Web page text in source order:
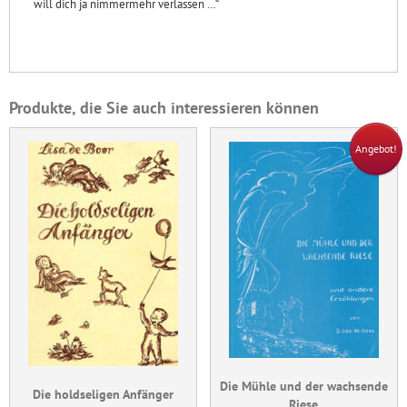
will dich ja nimmermehr verlassen …“
Produkte, die Sie auch interessieren können
Die holdseligen Anfänger
Angebot!
Die Mühle und der wachsende
Riese